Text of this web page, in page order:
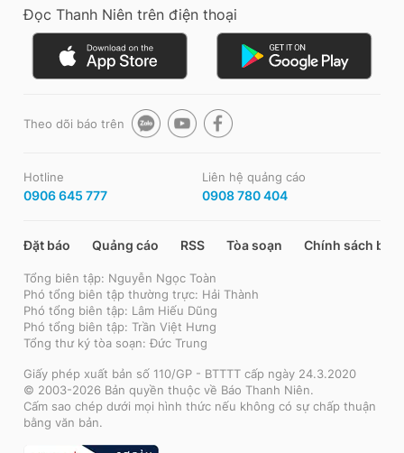
Đọc Thanh Niên trên điện thoại
Theo dõi báo trên
Hotline
0906 645 777
Liên hệ quảng cáo
0908 780 404
Đặt báo Quảng cáo RSS Tòa soạn Chính sách bảo
Tổng biên tập: Nguyễn Ngọc Toàn
Phó tổng biên tập thường trực: Hải Thành
Phó tổng biên tập: Lâm Hiếu Dũng
Phó tổng biên tập: Trần Việt Hưng
Tổng thư ký tòa soạn: Đức Trung
Giấy phép xuất bản số 110/GP - BTTTT cấp ngày 24.3.2020
© 2003-2026 Bản quyền thuộc về Báo Thanh Niên.
Cấm sao chép dưới mọi hình thức nếu không có sự chấp thuận
bằng văn bản.